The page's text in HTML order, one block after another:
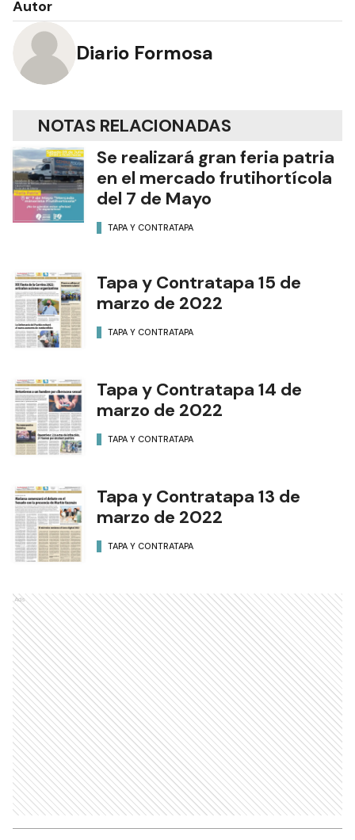
Autor
Diario Formosa
NOTAS RELACIONADAS
Se realizará gran feria patria
en el mercado frutihortícola
del 7 de Mayo
TAPA Y CONTRATAPA
Tapa y Contratapa 15 de
marzo de 2022
TAPA Y CONTRATAPA
Tapa y Contratapa 14 de
marzo de 2022
TAPA Y CONTRATAPA
Tapa y Contratapa 13 de
marzo de 2022
TAPA Y CONTRATAPA
Ads